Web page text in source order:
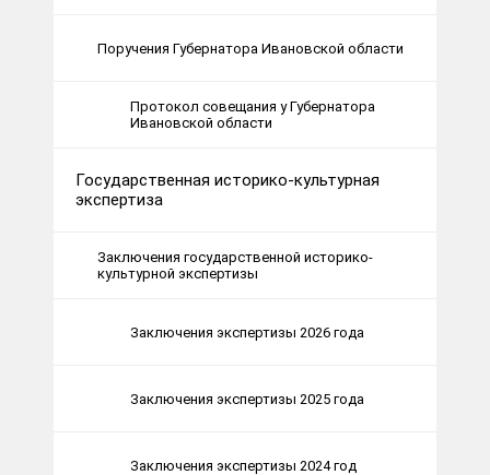
Поручения Губернатора Ивановской области
Протокол совещания у Губернатора
Ивановской области
Государственная историко-культурная
экспертиза
Заключения государственной историко-
культурной экспертизы
Заключения экспертизы 2026 года
Заключения экспертизы 2025 года
Заключения экспертизы 2024 год